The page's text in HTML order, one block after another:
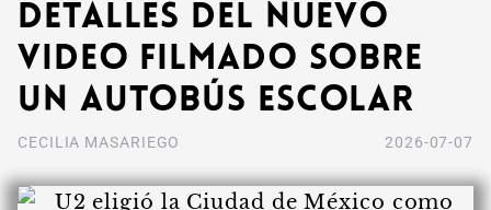
detalles del nuevo
video filmado sobre
un autobús escolar
CECILIA MASARIEGO 2026-07-07